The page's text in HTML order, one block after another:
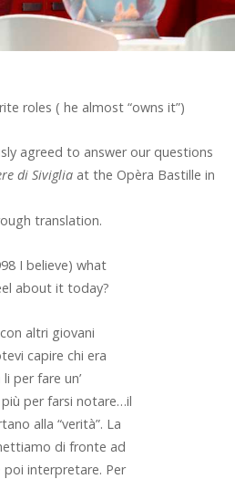
roles ( he almost “owns it”)
agreed to answer our questions
di Siviglia at the Opèra Bastille in
translation.
I believe) what
about it today?
altri giovani
capire chi era
per fare un’
per farsi notare…il
alla “verità”. La
di fronte ad
poi interpretare. Per